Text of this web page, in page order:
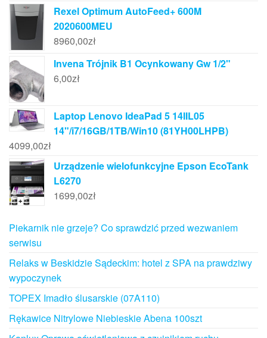
Rexel Optimum AutoFeed+ 600M
2020600MEU
8960,00zł
Invena Trójnik B1 Ocynkowany Gw 1/2"
6,00zł
Laptop Lenovo IdeaPad 5 14IIL05
14"/i7/16GB/1TB/Win10 (81YH00LHPB)
4099,00zł
Urządzenie wielofunkcyjne Epson EcoTank
L6270
1699,00zł
Piekarnik nie grzeje? Co sprawdzić przed wezwaniem
serwisu
Relaks w Beskidzie Sądeckim: hotel z SPA na prawdziwy
wypoczynek
TOPEX Imadło ślusarskie (07A110)
Rękawice Nitrylowe Niebieskie Abena 100szt